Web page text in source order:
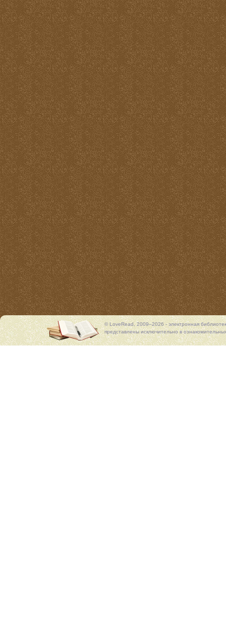
© LoveRead, 2009–2026 - электронная
представлены исключительно в